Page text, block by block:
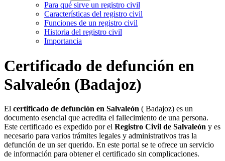
Para qué sirve un registro civil
Características del registro civil
Funciones de un registro civil
Historia del registro civil
Importancia
Certificado de defunción en
Salvaleón (Badajoz)
El certificado de defunción en Salvaleón ( Badajoz) es un
documento esencial que acredita el fallecimiento de una persona.
Este certificado es expedido por el Registro Civil de Salvaleón y es
necesario para varios trámites legales y administrativos tras la
defunción de un ser querido. En este portal se te ofrece un servicio
de información para obtener el certificado sin complicaciones.